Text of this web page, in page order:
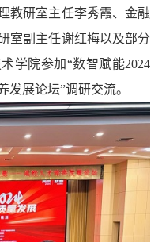
教研室主任李秀霞、金融
室副主任谢红梅以及部分
学院参加“数智赋能2024
发展论坛”调研交流。